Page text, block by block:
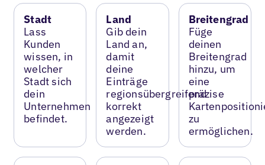
Stadt
Lass
Kunden
wissen, in
welcher
Stadt sich
dein
Unternehmen
befindet.
Land
Gib dein
Land an,
damit
deine
Einträge
regionsübergreifend
korrekt
angezeigt
werden.
Breitengrad
Füge
deinen
Breitengrad
hinzu, um
eine
präzise
zu
ermöglichen.